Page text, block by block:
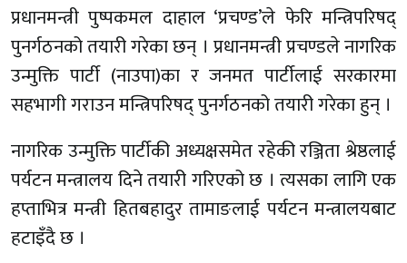
प्रधानमन्त्री पुष्पकमल दाहाल ‘प्रचण्ड’ले फेरि मन्त्रिपरिषद्
पुनर्गठनको तयारी गरेका छन् । प्रधानमन्त्री प्रचण्डले नागरिक
उन्मुक्ति पार्टी (नाउपा)का र जनमत पार्टीलाई सरकारमा
सहभागी गराउन मन्त्रिपरिषद् पुनर्गठनको तयारी गरेका हुन् ।
नागरिक उन्मुक्ति पार्टीकी अध्यक्षसमेत रहेकी रञ्जिता श्रेष्ठलाई
पर्यटन मन्त्रालय दिने तयारी गरिएको छ । त्यसका लागि एक
हप्ताभित्र मन्त्री हितबहादुर तामाङलाई पर्यटन मन्त्रालयबाट
हटाइँदै छ ।